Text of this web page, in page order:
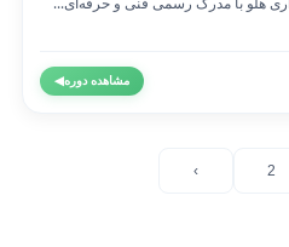
مشاهده دوره◀